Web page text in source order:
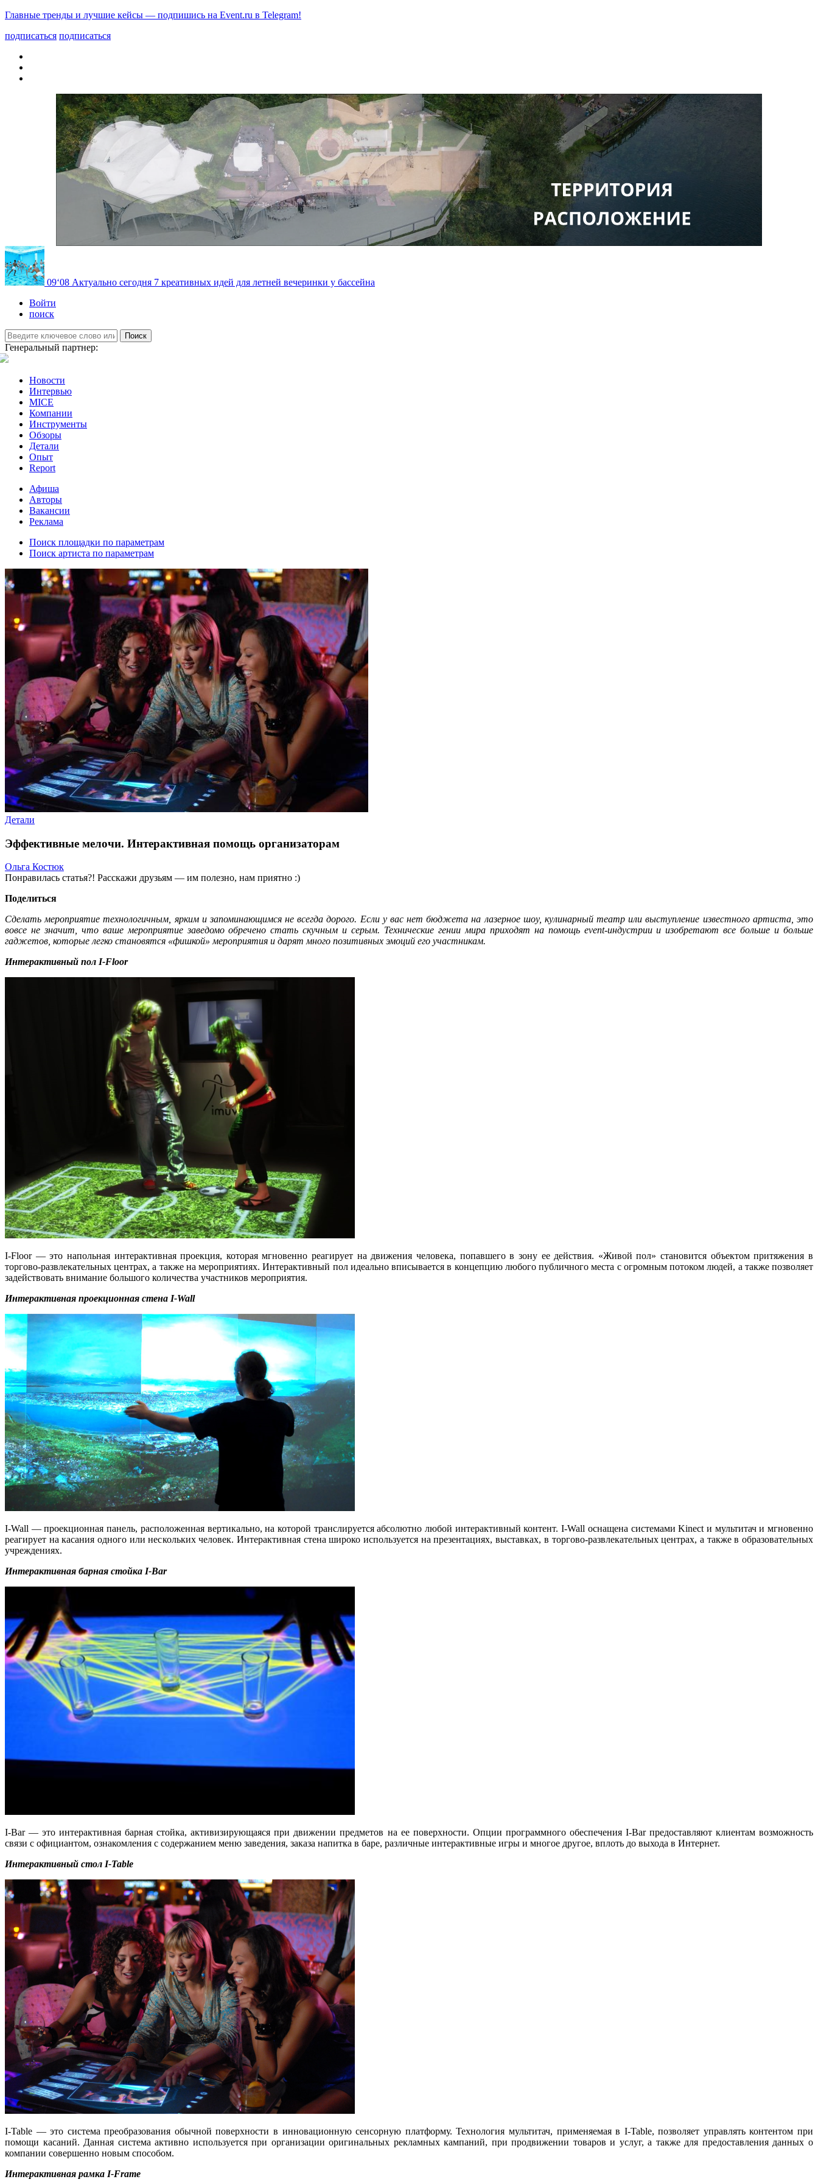
Главные тренды и лучшие кейсы — подпишись на Event.ru в Telegram!
подписаться подписаться
09‘08 Актуально сегодня 7 креативных идей для летней вечеринки у бассейна
Войти
поиск
Поиск
Генеральный партнер:
Новости
Интервью
MICE
Компании
Инструменты
Обзоры
Детали
Опыт
Report
Афиша
Авторы
Вакансии
Реклама
Поиск площадки по параметрам
Поиск артиста по параметрам
Детали
Эффективные мелочи. Интерактивная помощь организаторам
Ольга Костюк
Понравилась статья?! Расскажи друзьям — им полезно, нам приятно :)
Поделиться
Сделать мероприятие технологичным, ярким и запоминающимся не всегда дорого. Если у вас нет бюджета на лазерное шоу, кулинарный театр или выступление известного артиста, это
вовсе не значит, что ваше мероприятие заведомо обречено стать скучным и серым. Технические гении мира приходят на помощь event-индустрии и изобретают все больше и больше
гаджетов, которые легко становятся «фишкой» мероприятия и дарят много позитивных эмоций его участникам.
Интерактивный пол I-Floor
I-Floor — это напольная интерактивная проекция, которая мгновенно реагирует на движения человека, попавшего в зону ее действия. «Живой пол» становится объектом притяжения в
торгово-развлекательных центрах, а также на мероприятиях. Интерактивный пол идеально вписывается в концепцию любого публичного места с огромным потоком людей, а также позволяет
задействовать внимание большого количества участников мероприятия.
Интерактивная проекционная стена I-Wall
I-Wall — проекционная панель, расположенная вертикально, на которой транслируется абсолютно любой интерактивный контент. I-Wall оснащена системами Kinect и мультитач и мгновенно
реагирует на касания одного или нескольких человек. Интерактивная стена широко используется на презентациях, выставках, в торгово-развлекательных центрах, а также в образовательных
учреждениях.
Интерактивная барная стойка I-Bar
I-Bar — это интерактивная барная стойка, активизирующаяся при движении предметов на ее поверхности. Опции программного обеспечения I-Bar предоставляют клиентам возможность
связи с официантом, ознакомления с содержанием меню заведения, заказа напитка в баре, различные интерактивные игры и многое другое, вплоть до выхода в Интернет.
Интерактивный стол I-Table
I-Table — это система преобразования обычной поверхности в инновационную сенсорную платформу. Технология мультитач, применяемая в I-Table, позволяет управлять контентом при
помощи касаний. Данная система активно используется при организации оригинальных рекламных кампаний, при продвижении товаров и услуг, а также для предоставления данных о
компании совершенно новым способом.
Интерактивная рамка I-Frame